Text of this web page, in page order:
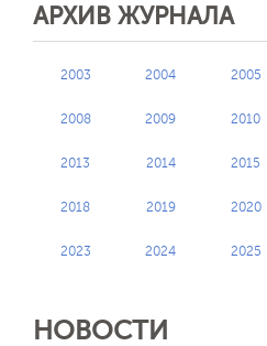
АРХИВ ЖУРНАЛА
2003 2004 2005
2008 2009 2010
2013 2014 2015
2018 2019 2020
2023 2024 2025
НОВОСТИ